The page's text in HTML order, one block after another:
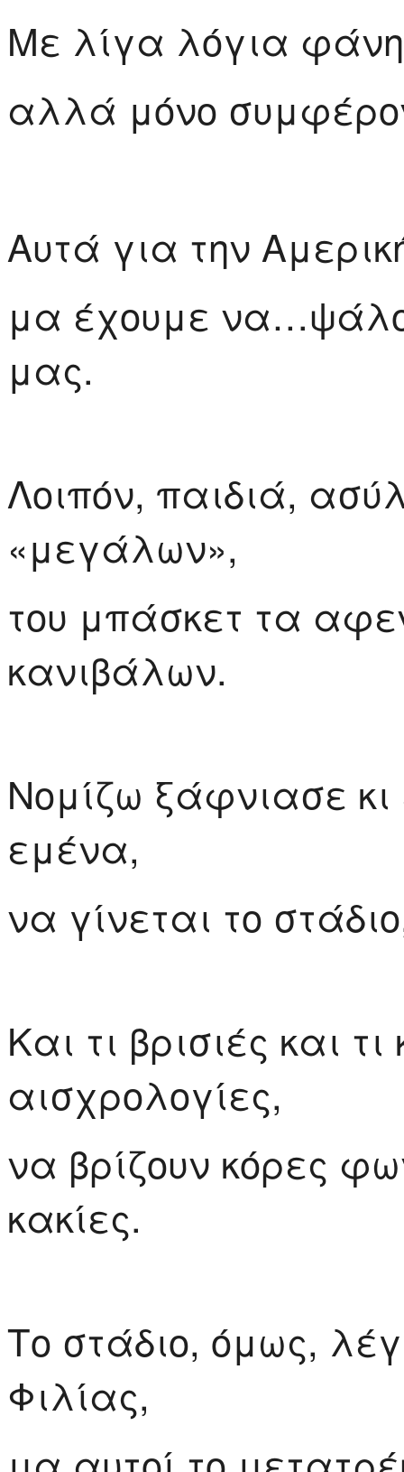
Με λίγα λόγια
αλλά μόνο
Αυτά για την
μα έχουμε
μας.
Λοιπόν, παιδιά,
«μεγάλων»,
του μπάσκετ τα
κανιβάλων.
Νομίζω ξάφνιασε
εμένα,
να γίνεται το
Και τι βρισιές και τι
αισχρολογίες,
να βρίζουν κόρες
κακίες.
Το στάδιο, όμως,
Φιλίας,